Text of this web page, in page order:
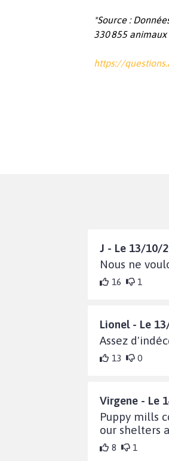
*Source :
330 855
https://
J - Le 13/10/
Nous ne
16 1
Lionel - Le
Assez
13 0
Virgene - Le
Puppy mills
our shelters
8 1